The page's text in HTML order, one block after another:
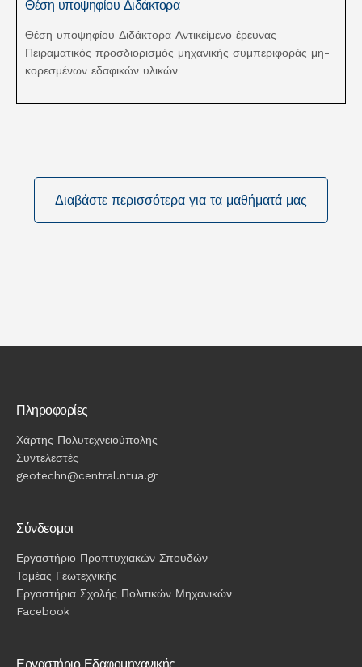
Θέση υποψηφίου Διδάκτορα
Θέση υποψηφίου Διδάκτορα Αντικείμενο έρευνας
Πειραματικός προσδιορισμός μηχανικής συμπεριφοράς μη-
κορεσμένων εδαφικών υλικών
Διαβάστε περισσότερα για τα μαθήματά μας
Πληροφορίες
Χάρτης Πολυτεχνειούπολης
Συντελεστές
geotechn@central.ntua.gr
Σύνδεσμοι
Εργαστήριο Προπτυχιακών Σπουδών
Τομέας Γεωτεχνικής
Εργαστήρια Σχολής Πολιτικών Μηχανικών
Facebook